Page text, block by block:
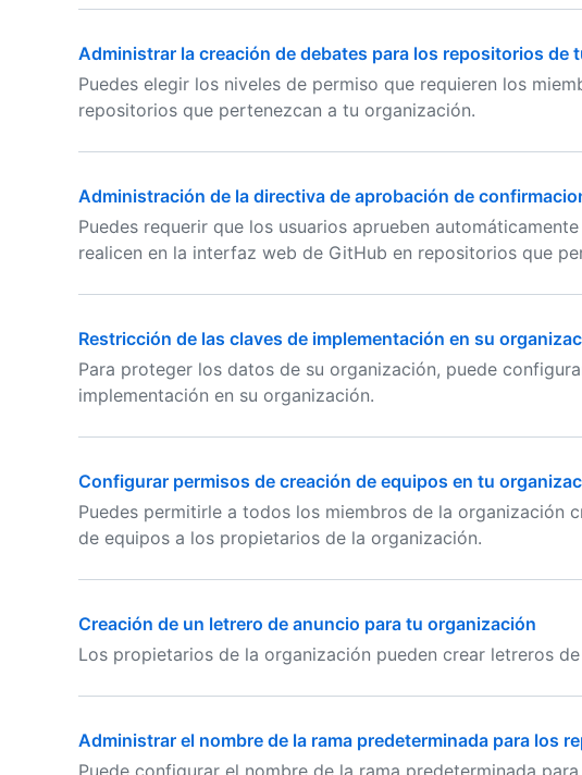
Administrar la creación de debates para los repositorios de
Puedes elegir los niveles de permiso que requieren los
repositorios que pertenezcan a tu organización.
Administración de la directiva de aprobación de
Puedes requerir que los usuarios aprueben
realicen en la interfaz web de GitHub en repositorios que
Restricción de las claves de implementación en su
Para proteger los datos de su organización, puede
implementación en su organización.
Configurar permisos de creación de equipos en tu
Puedes permitirle a todos los miembros de la organización
de equipos a los propietarios de la organización.
Creación de un letrero de anuncio para tu organización
Los propietarios de la organización pueden crear letreros
Administrar el nombre de la rama predeterminada para los
Puede configurar el nombre de la rama predeterminada